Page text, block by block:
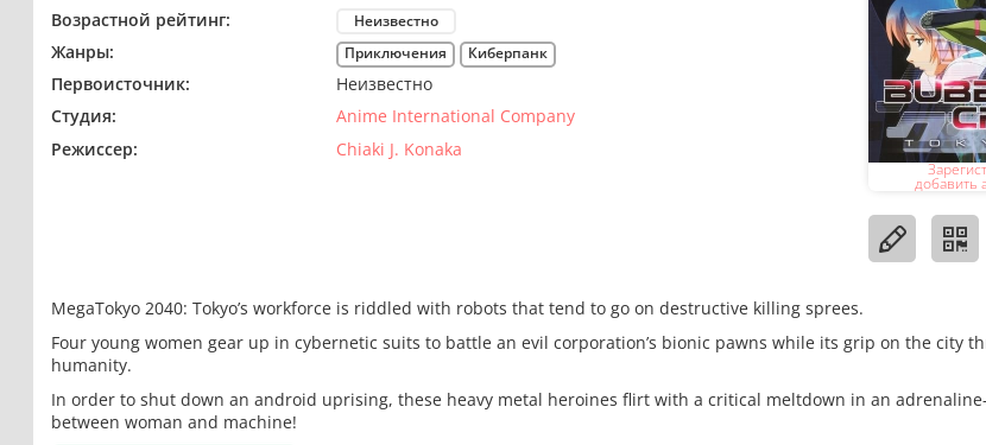
добавить
Возрастной рейтинг:
Неизвестно
Жанры: Приключения Киберпанк
Первоисточник:
Неизвестно
Студия:
Anime International Company
Режиссер:
Chiaki J. Konaka
MegaTokyo 2040: Tokyo’s workforce is riddled with robots that tend to go on destructive killing sprees.
Four young women gear up in cybernetic suits to battle an evil corporation’s bionic pawns while its grip on the city
humanity.
In order to shut down an android uprising, these heavy metal heroines flirt with a critical meltdown in an
between woman and machine!